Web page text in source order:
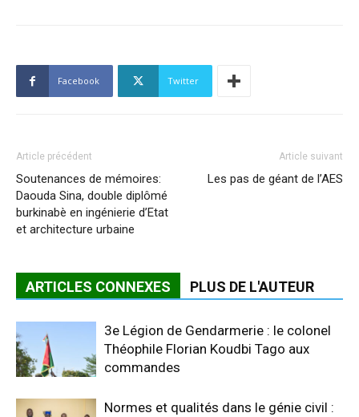
Facebook Twitter
Article précédent
Soutenances de mémoires:
Daouda Sina, double diplômé
burkinabè en ingénierie d’Etat
et architecture urbaine
Article suivant
Les pas de géant de l’AES
ARTICLES CONNEXES PLUS DE L'AUTEUR
3e Légion de Gendarmerie : le colonel
Théophile Florian Koudbi Tago aux
commandes
Normes et qualités dans le génie civil :